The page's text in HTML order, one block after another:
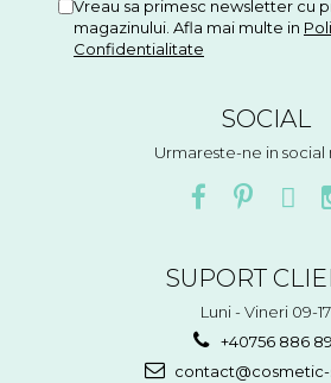
Vreau sa primesc newsletter cu
magazinului. Afla mai multe in
Confidentialitate
SOCIAL
Urmareste-ne in social
SUPORT
Luni - Vineri 09-17
+40756 886